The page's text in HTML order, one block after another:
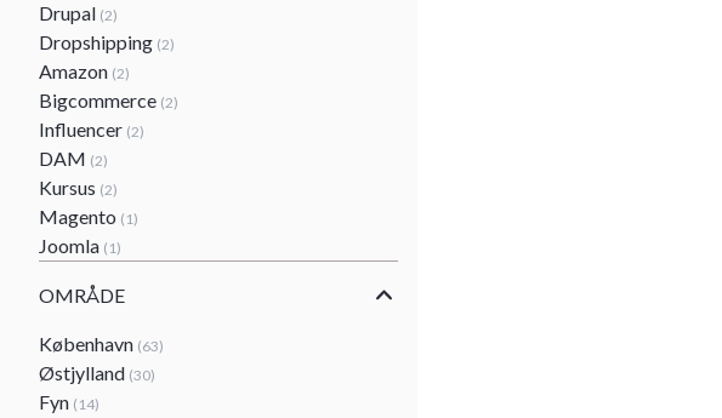
Drupal (2)
Dropshipping (2)
Amazon (2)
Bigcommerce (2)
Influencer (2)
DAM (2)
Kursus (2)
Magento (1)
Joomla (1)
OMRÅDE
København (63)
Østjylland (30)
Fyn (14)